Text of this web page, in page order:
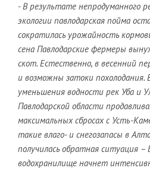
- В результате непродуманного
экологии павлодарская пойма
сократилась урожайность
сена Павлодарские фермеры
скот. Естественно, в весенний
и возможны затоки похолодания.
уменьшения водности рек Уба и
Павлодарской области
максимальных сбросах с Усть-
такие влаго- и снегозапасы в
получилась обратная ситуация –
водохранилище начнет